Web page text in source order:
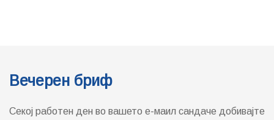
Вечерен бриф
Секој работен ден во вашето е-маил сандаче добивајте